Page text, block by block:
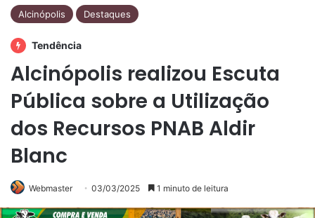
Alcinópolis Destaques
Tendência
Alcinópolis realizou Escuta
Pública sobre a Utilização
dos Recursos PNAB Aldir
Blanc
Webmaster 03/03/2025 1 minuto de leitura